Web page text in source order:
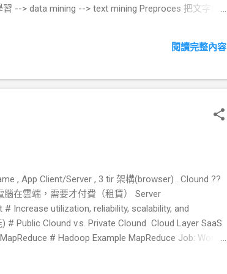
--> data mining --> text mining Preproces 把文字處
理，尤其左右的字詞猜測他的字義
理 http://ckipsvr.iis.sinica.edu.tw/ 中文斷詞處理閱讀完整內容
, App Client/Server , 3 tir 架構(browser) . Clound ??
在雲端，需要才付費（租賃） Server
utilization, reliability, scalability, and
Public Clound v.s. Private Clound Cloud Layer SaaS
# Hadoop Example MapReduce Job: Word